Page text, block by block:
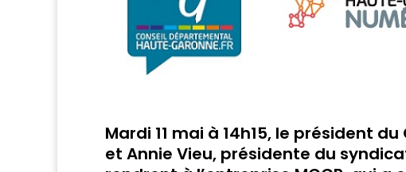
Mardi 11 mai à 14h15, le président
et Annie Vieu, présidente du